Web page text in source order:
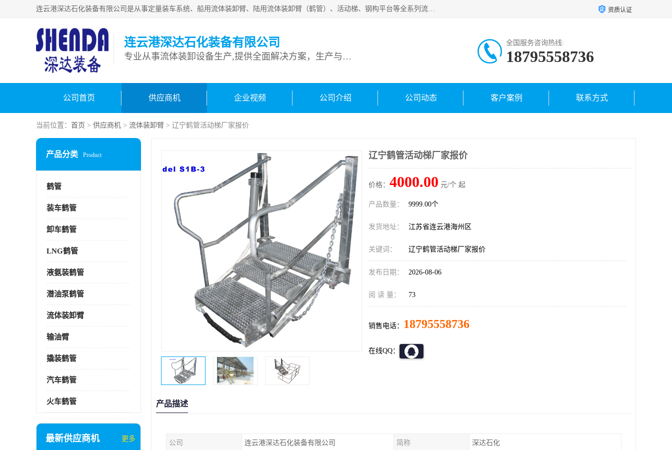
连云港深达石化装备有限公司是从事定量装车系统、船用流体装卸臂、陆用流体装卸臂（鹤管）、活动梯、钢构平台等全系列流体装卸设备的设计、制造、销售以及服务的专业供应商。公司始终以客户为中心，密切跟踪国内外油气储运及装卸设备先进技术的发展，以先进的技术、优质的产品、一流的服务，满足客户需求。 资质认证
连云港深达石化装备有限公司
专业从事流体装卸设备生产,提供全面解决方案，生产与定制服务
全国服务咨询热线:
18795558736
公司首页 供应商机 企业视频 公司介绍 公司动态 客户案例 联系方式
当前位置： 首页 > 供应商机 > 流体装卸臂 > 辽宁鹤管活动梯厂家报价
产品分类 Product
鹤管
装车鹤管
卸车鹤管
LNG鹤管
液氨装鹤管
潜油泵鹤管
流体装卸臂
输油臂
撬装鹤管
汽车鹤管
火车鹤管
最新供应商机 更多
辽宁鹤管活动梯厂家报价
价格： 4000.00 元/个 起
产品数量： 9999.00个
发货地址： 江苏省连云港海州区
关键词： 辽宁鹤管活动梯厂家报价
发布日期： 2026-08-06
阅 读 量： 73
销售电话： 18795558736
在线QQ：
产品描述
公司 连云港深达石化装备有限公司 简称 深达石化